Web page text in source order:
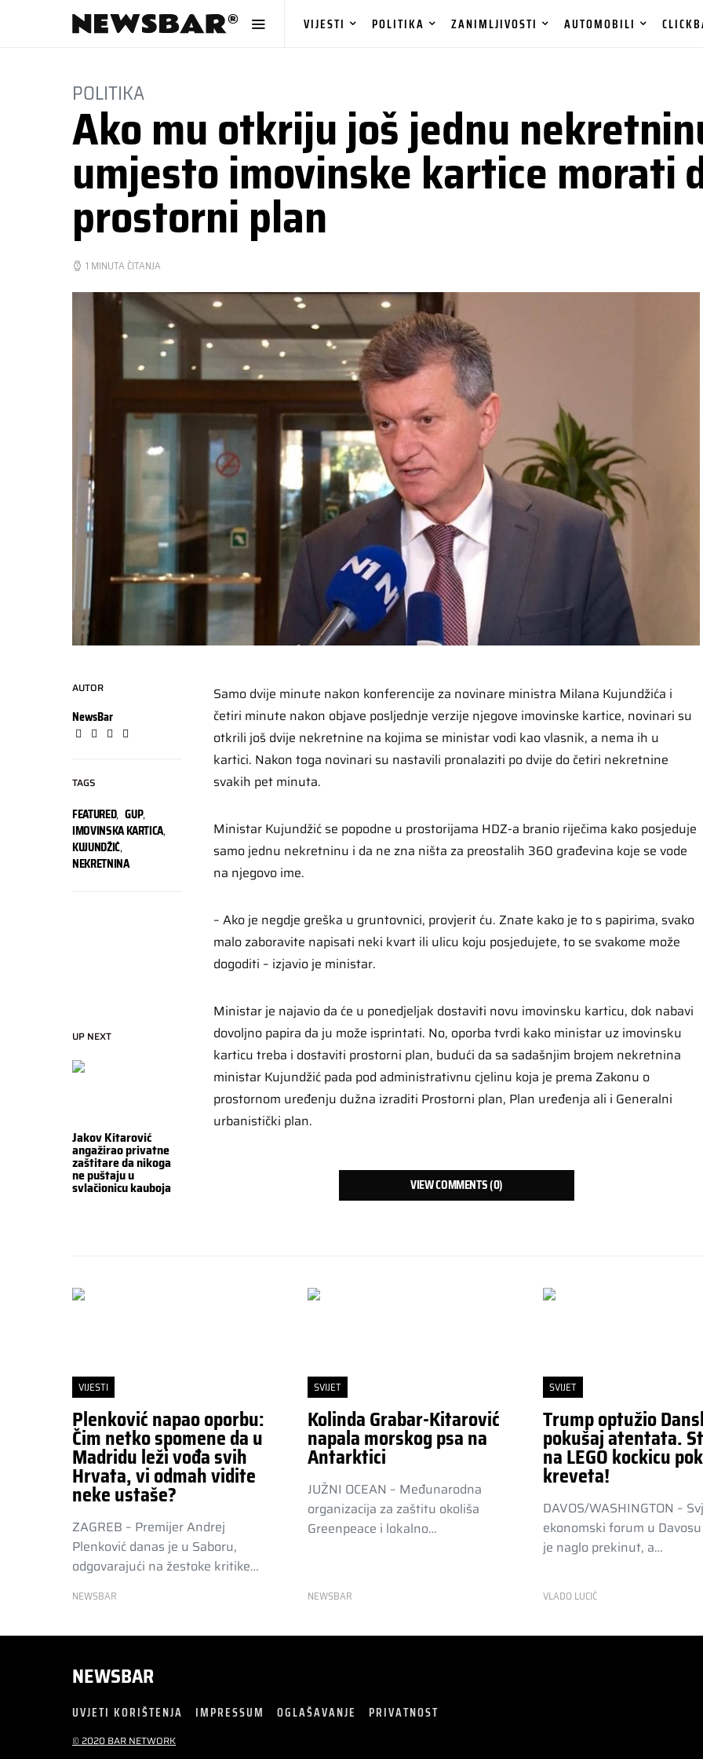
VIJESTI POLITIKA ZANIMLJIVOSTI AUTOMOBILI
POLITIKA
Ako mu otkriju još jednu
umjesto imovinske kartice morati
prostorni plan
1 MINUTA ČITANJA
UP NEXT
Jakov Kitarović
angažirao privatne
zaštitare da nikoga
ne puštaju u
svlačionicu kauboja
AUTOR
NewsBar
TAGS
FEATURED, GUP,
IMOVINSKA KARTICA,
KUJUNDŽIĆ,
NEKRETNINA
Samo dvije minute nakon konferencije za novinare ministra Milana Kujundžića i
četiri minute nakon objave posljednje verzije njegove imovinske kartice, novinari su
otkrili još dvije nekretnine na kojima se ministar vodi kao vlasnik, a nema ih u
kartici. Nakon toga novinari su nastavili pronalaziti po dvije do četiri nekretnine
svakih pet minuta.
Ministar Kujundžić se popodne u prostorijama HDZ-a branio riječima kako posjeduje
samo jednu nekretninu i da ne zna ništa za preostalih 360 građevina koje se vode
na njegovo ime.
– Ako je negdje greška u gruntovnici, provjerit ću. Znate kako je to s papirima, svako
malo zaboravite napisati neki kvart ili ulicu koju posjedujete, to se svakome može
dogoditi – izjavio je ministar.
Ministar je najavio da će u ponedjeljak dostaviti novu imovinsku karticu, dok nabavi
dovoljno papira da ju može isprintati. No, oporba tvrdi kako ministar uz imovinsku
karticu treba i dostaviti prostorni plan, budući da sa sadašnjim brojem nekretnina
ministar Kujundžić pada pod administrativnu cjelinu koja je prema Zakonu o
prostornom uređenju dužna izraditi Prostorni plan, Plan uređenja ali i Generalni
urbanistički plan.
VIEW COMMENTS (0)
VIJESTI
Plenković napao oporbu:
Čim netko spomene da u
Madridu leži vođa svih
Hrvata, vi odmah vidite
neke ustaše?
ZAGREB – Premijer Andrej
Plenković danas je u Saboru,
odgovarajući na žestoke kritike…
NEWSBAR
SVIJET
Kolinda Grabar-Kitarović
napala morskog psa na
Antarktici
JUŽNI OCEAN – Međunarodna
organizacija za zaštitu okoliša
Greenpeace i lokalno…
NEWSBAR
SVIJET
Trump optužio
pokušaj atentata.
na LEGO kockicu
kreveta!
DAVOS/WASHINGTON –
ekonomski forum u
je naglo prekinut, a…
VLADO LUCIĆ
NEWSBAR
UVJETI KORIŠTENJA IMPRESSUM OGLAŠAVANJE PRIVATNOST
© 2020 BAR NETWORK